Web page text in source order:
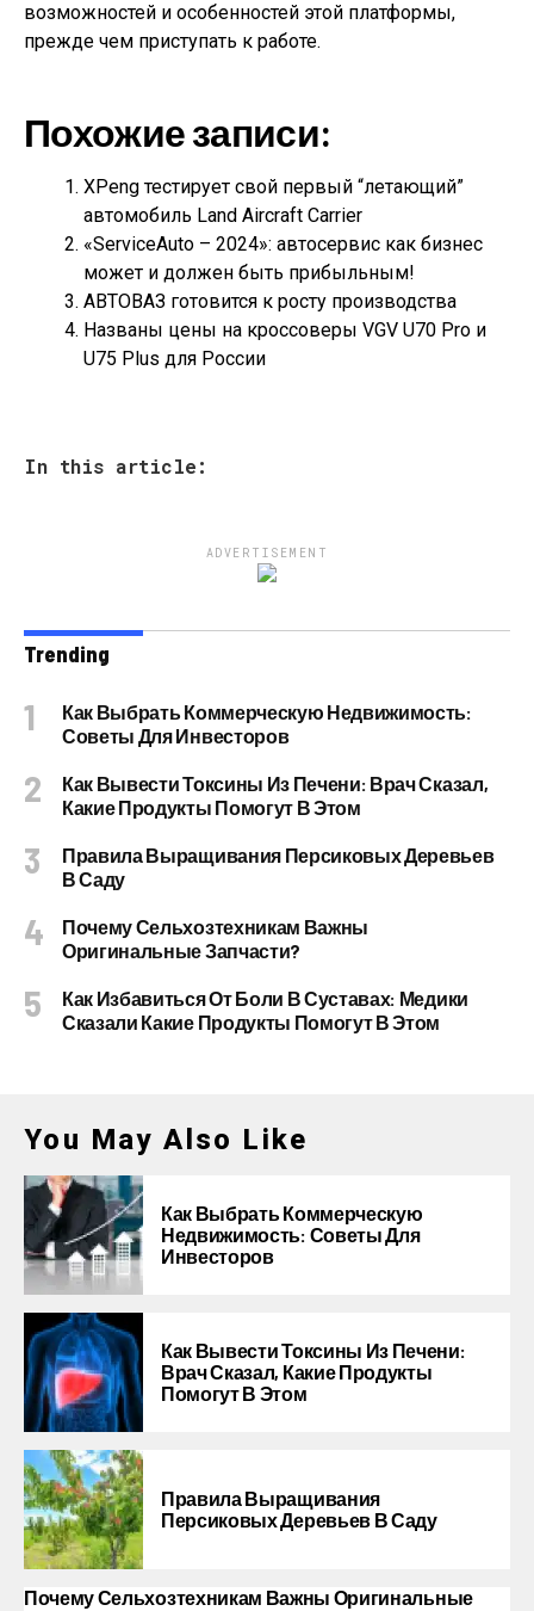
возможностей и особенностей этой платформы,
прежде чем приступать к работе.
Похожие записи:
XPeng тестирует свой первый “летающий”
автомобиль Land Aircraft Carrier
«ServiceAuto – 2024»: автосервис как бизнес
может и должен быть прибыльным!
АВТОВАЗ готовится к росту производства
Названы цены на кроссоверы VGV U70 Pro и
U75 Plus для России
In this article:
ADVERTISEMENT
Trending
Как Выбрать Коммерческую Недвижимость:
Советы Для Инвесторов
Как Вывести Токсины Из Печени: Врач Сказал,
Какие Продукты Помогут В Этом
Правила Выращивания Персиковых Деревьев
В Саду
Почему Сельхозтехникам Важны
Оригинальные Запчасти?
Как Избавиться От Боли В Суставах: Медики
Сказали Какие Продукты Помогут В Этом
You May Also Like
Как Выбрать Коммерческую
Недвижимость: Советы Для
Инвесторов
Как Вывести Токсины Из Печени:
Врач Сказал, Какие Продукты
Помогут В Этом
Правила Выращивания
Персиковых Деревьев В Саду
Почему Сельхозтехникам Важны Оригинальные